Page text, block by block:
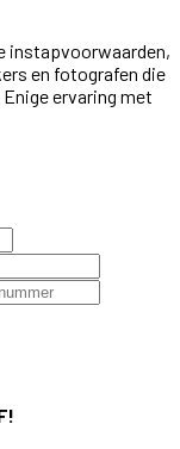
instapvoorwaarden,
en fotografen die
ervaring met